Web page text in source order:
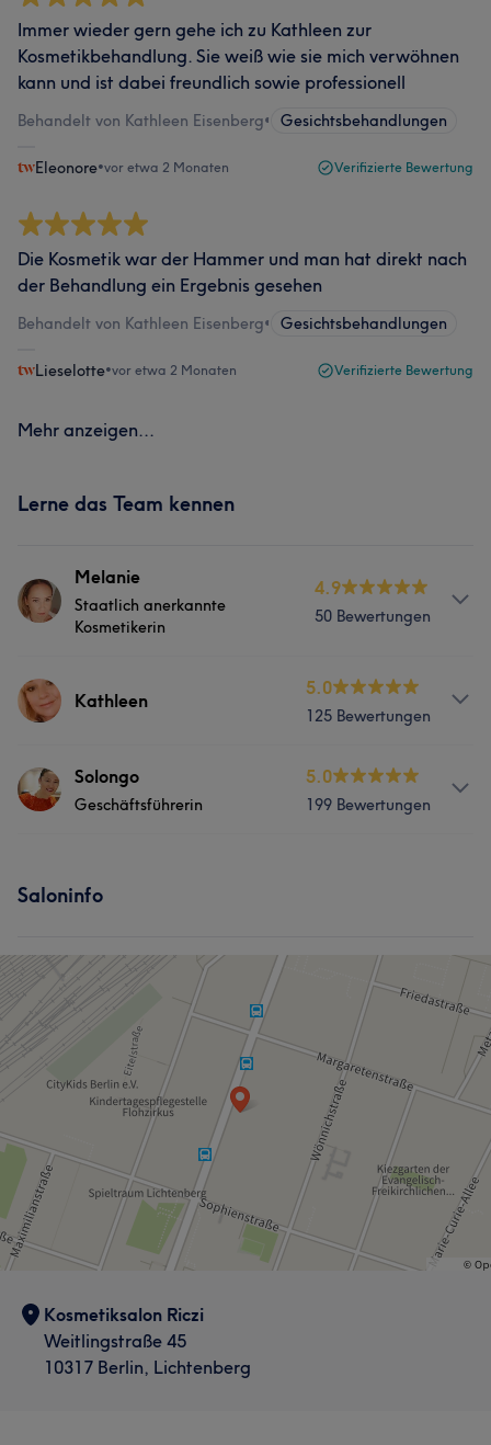
Immer wieder gern gehe ich zu Kathleen zur
Kosmetikbehandlung. Sie weiß wie sie mich verwöhnen
kann und ist dabei freundlich sowie professionell
Behandelt von Kathleen Eisenberg• Gesichtsbehandlungen
Eleonore•vor etwa 2 Monaten Verifizierte Bewertung
Die Kosmetik war der Hammer und man hat direkt nach
der Behandlung ein Ergebnis gesehen
Behandelt von Kathleen Eisenberg• Gesichtsbehandlungen
Lieselotte•vor etwa 2 Monaten Verifizierte Bewertung
Mehr anzeigen...
Lerne das Team kennen
Melanie
Staatlich anerkannte
Kosmetikerin
4.9
50 Bewertungen
Services
Kathleen
5.0
125 Bewertungen
Services
Was unsere Kunden über Kathleen sagen
Sympathisch
Solongo
Geschäftsführerin
5.0
199 Bewertungen
Portfolio
Was unsere Kunden über Solongo sagen
Fürsorglich 7
Saloninfo
Kosmetiksalon Riczi
Weitlingstraße 45
10317 Berlin, Lichtenberg